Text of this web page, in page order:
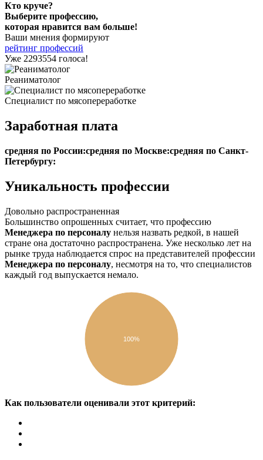
Кто круче?
Выберите профессию,
которая нравится вам больше!
Ваши мнения формируют
рейтинг профессий
Уже 2293554 голоса!
Реаниматолог
Специалист по мясопереработке
Заработная плата
средняя по России:средняя по Москве:средняя по Санкт-
Петербургу:
Уникальность профессии
Довольно распространенная
Большинство опрошенных считает, что профессию
Менеджера по персоналу нельзя назвать редкой, в нашей
стране она достаточно распространена. Уже несколько лет на
рынке труда наблюдается спрос на представителей профессии
Менеджера по персоналу, несмотря на то, что специалистов
каждый год выпускается немало.
100%
Как пользователи оценивали этот критерий: